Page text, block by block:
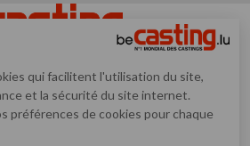
annonces de casting pour artistes
ou confirmés
qui facilitent l'utilisation du site,
et la sécurité du site internet.
préférences de cookies pour chaque